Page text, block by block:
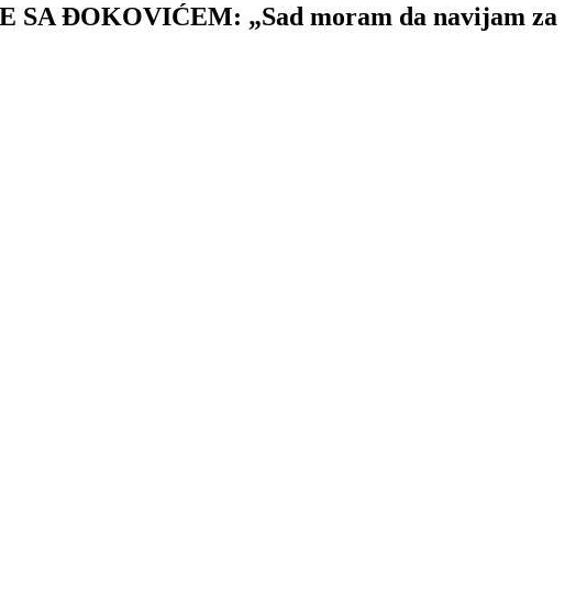
ĐOKOVIĆEM: „Sad moram da navijam za